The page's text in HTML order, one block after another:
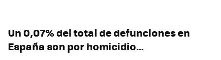
Un 0,07% del total de defunciones en
España son por homicidio…